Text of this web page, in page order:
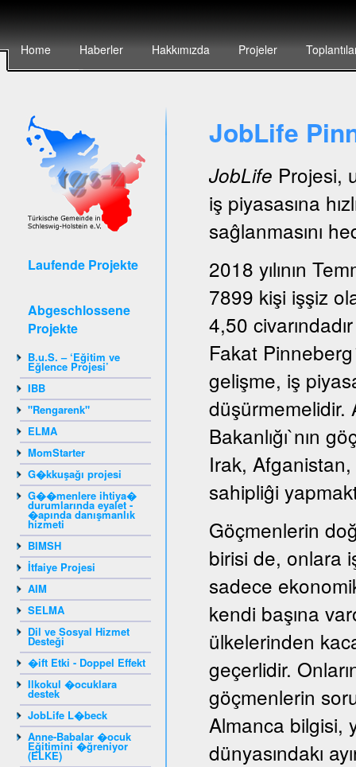
Home Haberler Hakkımızda Projeler
Laufende Projekte
Abgeschlossene
Projekte
B.u.S. – ‘Eğitim ve
Eğlence Projesi’
IBB
"Rengarenk"
ELMA
MomStarter
G�kkuşağı projesi
G��menlere ihtiya�
durumlarında eyalet -
�apında danışmanlık
hizmeti
BIMSH
İtfaiye Projesi
AIM
SELMA
Dil ve Sosyal Hizmet
Desteği
�ift Etki - Doppel Effekt
Ilkokul �ocuklara
destek
JobLife L�beck
Anne-Babalar �ocuk
Eğitimini �ğreniyor
(ELKE)
JobLife
JobLife Projesi,
iş piyasasına
saĝlanmasını
2018 yılının
7899 kişi işşiz
4,50
Fakat
gelişme, iş
düşürmemelidir.
Bakanlığı`nın
Irak,
sahipliĝi
Göçmenlerin
birisi de, onlara
sadece
kendi başına
ülkelerinden
geçerlidir.
göçmenlerin
Almanca bilgisi,
dünyasındakı